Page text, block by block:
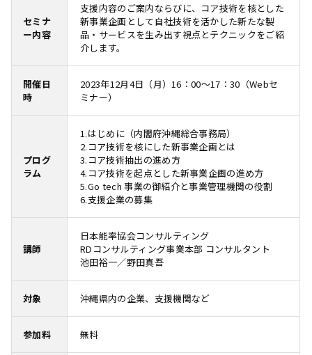
セミナ
ー内容
支援内容のご案内ならびに、コア技術を核とした
新事業企画として自社技術を活かした新たな製
品・サービスを生み出す視点とテクニックをご紹
介します。
開催日
時
2023年12月4日（月）16：00～17：30（Webセ
ミナー）
プログ
ラム
1.はじめに（内閣府沖縄総合事務局）
2.コア技術を核にした新事業企画とは
3.コア技術抽出の進め方
4.コア技術を起点とした新事業企画の進め方
5.Go tech 事業の御紹介と事業管理機関の役割
6.支援企業の募集
講師
日本能率協会コンサルティング
RDコンサルティング事業本部 コンサルタント
池田裕一／野田真吾
対象 沖縄県内の企業、支援機関など
参加料 無料